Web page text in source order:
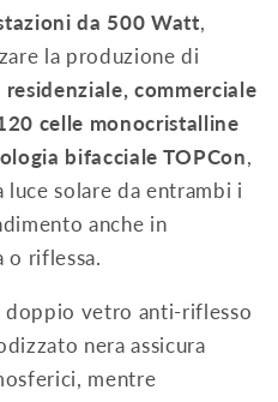
da 500 Watt,
la produzione di
residenziale, commerciale
celle monocristalline
bifacciale TOPCon,
solare da entrambi i
anche in
o riflessa.
doppio vetro anti-riflesso
nera assicura
mentre